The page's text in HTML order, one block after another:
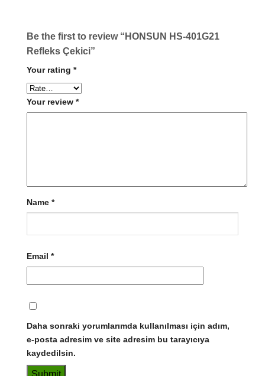
Be the first to review “HONSUN HS-401G21
Refleks Çekici”
Your rating *
Your review *
Name *
Email *
Daha sonraki yorumlarımda kullanılması için adım,
e-posta adresim ve site adresim bu tarayıcıya
kaydedilsin.